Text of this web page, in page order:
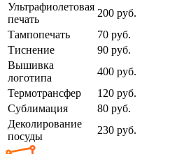
Ультрафиолетовая
печать
200 руб.
Тампопечать
70 руб.
Тиснение
90 руб.
Вышивка
логотипа
400 руб.
Термотрансфер
120 руб.
Сублимация
80 руб.
Деколирование
посуды
230 руб.